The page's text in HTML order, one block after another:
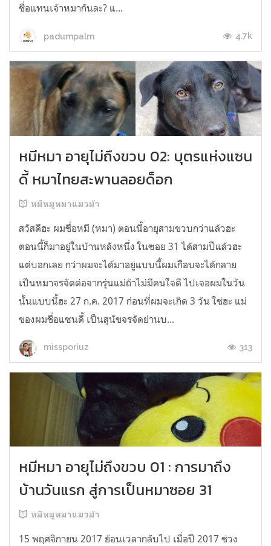
ชื่อแทนเจ้าหมากันละ? แ...
padumpalm 4.7k
หมีหมา อายุไม่ถึงขวบ 02: บุตรแห่งแซน
ดี้ หมาไทยสะพานลอยด็อก
หมีหมูหมาแมวม้า
สวัสดีฮะ ผมชื่อหมี (หมา) ตอนนี้อายุสามขวบกว่าแล้วฮะ
ตอนนี้ก็มาอยู่ในบ้านหลังหนึ่ง ในซอย 31 ได้สามปีแล้วฮะ
แต่บอกเลย กว่าผมจะได้มาอยู่แบบนี้ผมเกือบจะได้กลาย
เป็นหมาจรจัดต่อจากรุ่นแม่ถ้าไม่มีคนใจดี ไปเจอผมในวัน
นั้นแบบนี้ฮะ 27 ก.ค. 2017 ก่อนที่ผมจะเกิด 3 วัน ใช่ฮะ แม่
ของผมชื่อแซนดี้ เป็นสุนัขจรจัดย่านบ...
missporiuz 313
หมีหมา อายุไม่ถึงขวบ 01 : การมาถึง
บ้านวันแรก สู่การเป็นหมาซอย 31
หมีหมูหมาแมวม้า
15 พฤศจิกายน 2017 ย้อนเวลากลับไป เมื่อปี 2017 ช่วง